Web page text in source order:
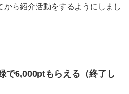
から紹介活動をするようにしまし
で6,000ptもらえる（終了し